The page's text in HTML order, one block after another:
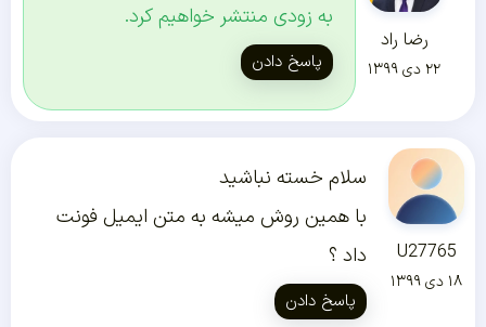
رضا راد
۲۲ دی ۱۳۹۹
به زودی منتشر خواهیم کرد.
پاسخ دادن
U27765
۱۸ دی ۱۳۹۹
سلام خسته نباشید
با همین روش میشه به متن ایمیل فونت
داد ؟
پاسخ دادن